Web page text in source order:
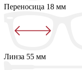
Переносица 18 мм
Линза 55 мм